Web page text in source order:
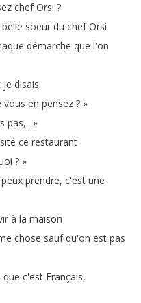
chef Orsi ?
belle soeur du chef Orsi
démarche que l'on
je disais:
vous en pensez ? »
pas,.. »
ce restaurant
? »
peux prendre, c'est une
à la maison
chose sauf qu'on est pas
que c'est Français,